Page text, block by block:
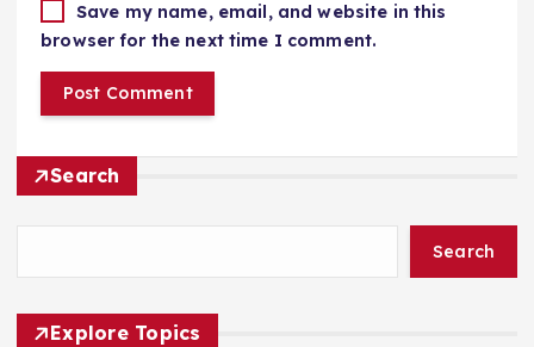
Save my name, email, and website in this
browser for the next time I comment.
Search
Search
Explore Topics